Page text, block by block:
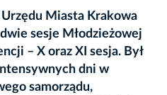
Miasta Krakowa
sesje Młodzieżowej
– X oraz XI sesja. Był
dni w
samorządu,